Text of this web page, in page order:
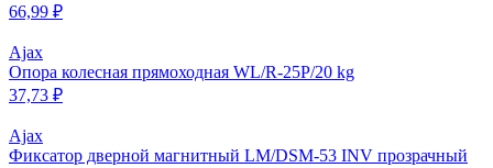
66,99 ₽
Ajax
Опора колесная прямоходная WL/R-25P/20 kg
37,73 ₽
Ajax
Фиксатор дверной магнитный LM/DSM-53 INV прозрачный